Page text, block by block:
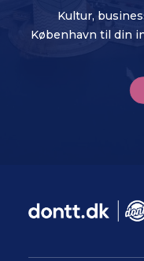
Kultur,
København til din